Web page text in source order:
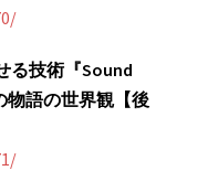
る技術『Sound
語の世界観【後